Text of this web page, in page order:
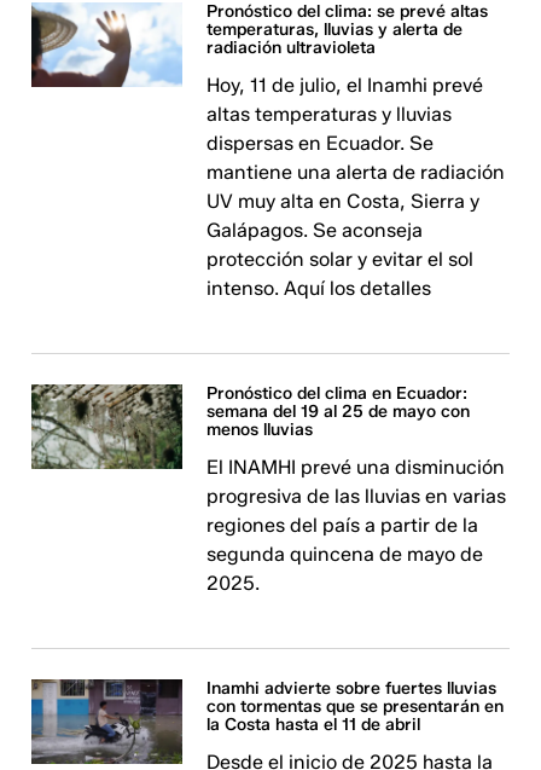
Pronóstico del clima: se prevé altas
temperaturas, lluvias y alerta de
radiación ultravioleta
Hoy, 11 de julio, el Inamhi prevé
altas temperaturas y lluvias
dispersas en Ecuador. Se
mantiene una alerta de radiación
UV muy alta en Costa, Sierra y
Galápagos. Se aconseja
protección solar y evitar el sol
intenso. Aquí los detalles
Pronóstico del clima en Ecuador:
semana del 19 al 25 de mayo con
menos lluvias
El INAMHI prevé una disminución
progresiva de las lluvias en varias
regiones del país a partir de la
segunda quincena de mayo de
2025.
Inamhi advierte sobre fuertes lluvias
con tormentas que se presentarán en
la Costa hasta el 11 de abril
Desde el inicio de 2025 hasta la